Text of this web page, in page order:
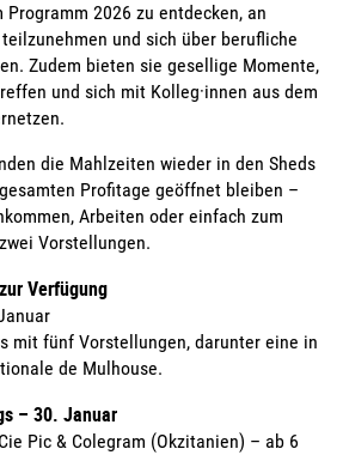
2026 zu entdecken, an
und sich über berufliche
Zudem bieten sie gesellige Momente,
und sich mit Kolleg·innen aus dem
die Mahlzeiten wieder in den Sheds
Profitage geöffnet bleiben –
Arbeiten oder einfach zum
Vorstellungen.
Verfügung
mit fünf Vorstellungen, darunter eine in
de Mulhouse.
– 30. Januar
Pic & Colegram (Okzitanien) – ab 6